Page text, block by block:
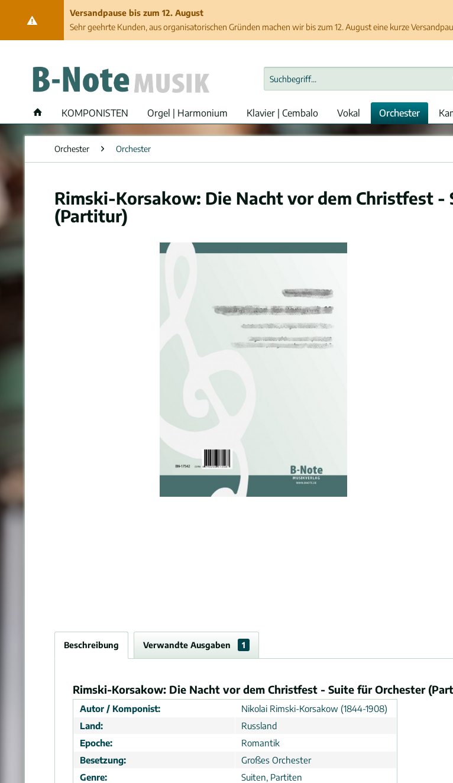
Versandpause bis zum 12. August
Sehr geehrte Kunden, aus organisatorischen Gründen machen wir bis zum 12. August eine kurze
KOMPONISTEN Orgel | Harmonium Klavier | Cembalo Vokal Orchester
Orchester Orchester
Rimski-Korsakow: Die Nacht vor dem Christfest -
(Partitur)
Beschreibung Verwandte Ausgaben 1
Rimski-Korsakow: Die Nacht vor dem Christfest - Suite für Orchester
Autor / Komponist:
Nikolai Rimski-Korsakow (1844-1908)
Land:
Russland
Epoche:
Romantik
Besetzung:
Großes Orchester
Genre:
Suiten, Partiten